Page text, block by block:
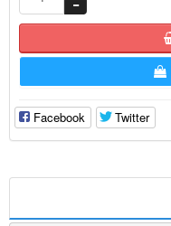
Facebook Twitter